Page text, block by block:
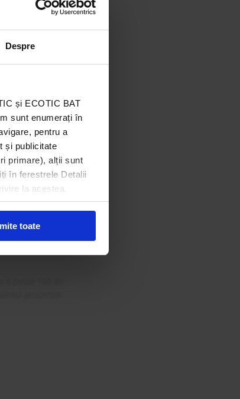
Despre
și ECOTIC BAT
sunt enumerați în
pentru a
și publicitate
primare), alții sunt
în ferestrele Detalii
la acestea.
toate
Gala